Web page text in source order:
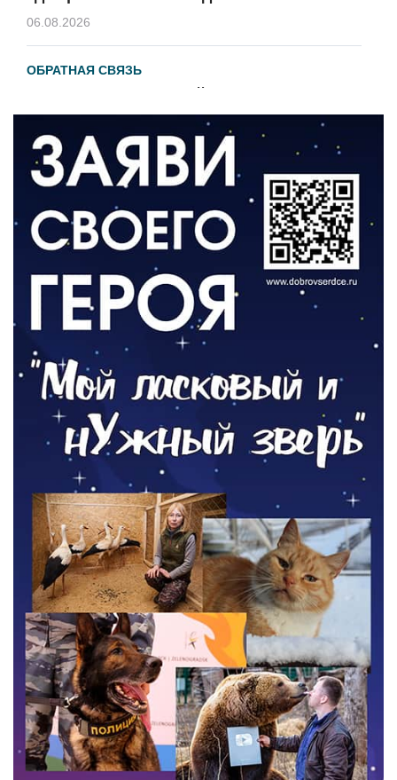
06.08.2026
ОБРАТНАЯ СВЯЗЬ
Администрация онлайн
ВЛАСТЬ
День памяти и «Симфония народов»
06.08.2026
Новый настил на экотропе
05.08.2026